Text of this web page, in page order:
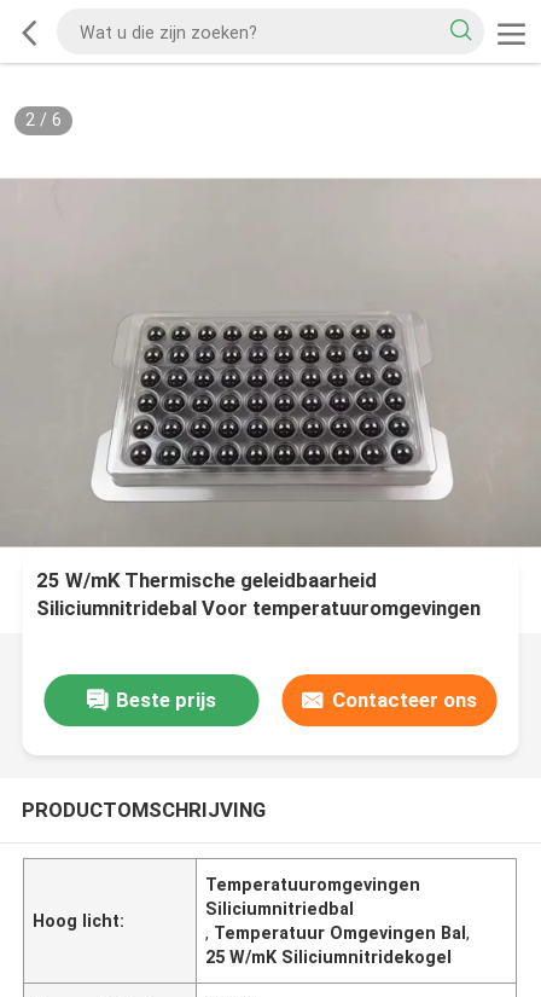
2/ 6
25 W/mK Thermische geleidbaarheid
Siliciumnitridebal Voor temperatuuromgevingen
Beste prijs Contacteer ons
PRODUCTOMSCHRIJVING
Hoog licht:
Temperatuuromgevingen
Siliciumnitriedbal
, Temperatuur Omgevingen Bal,
25 W/mK Siliciumnitridekogel